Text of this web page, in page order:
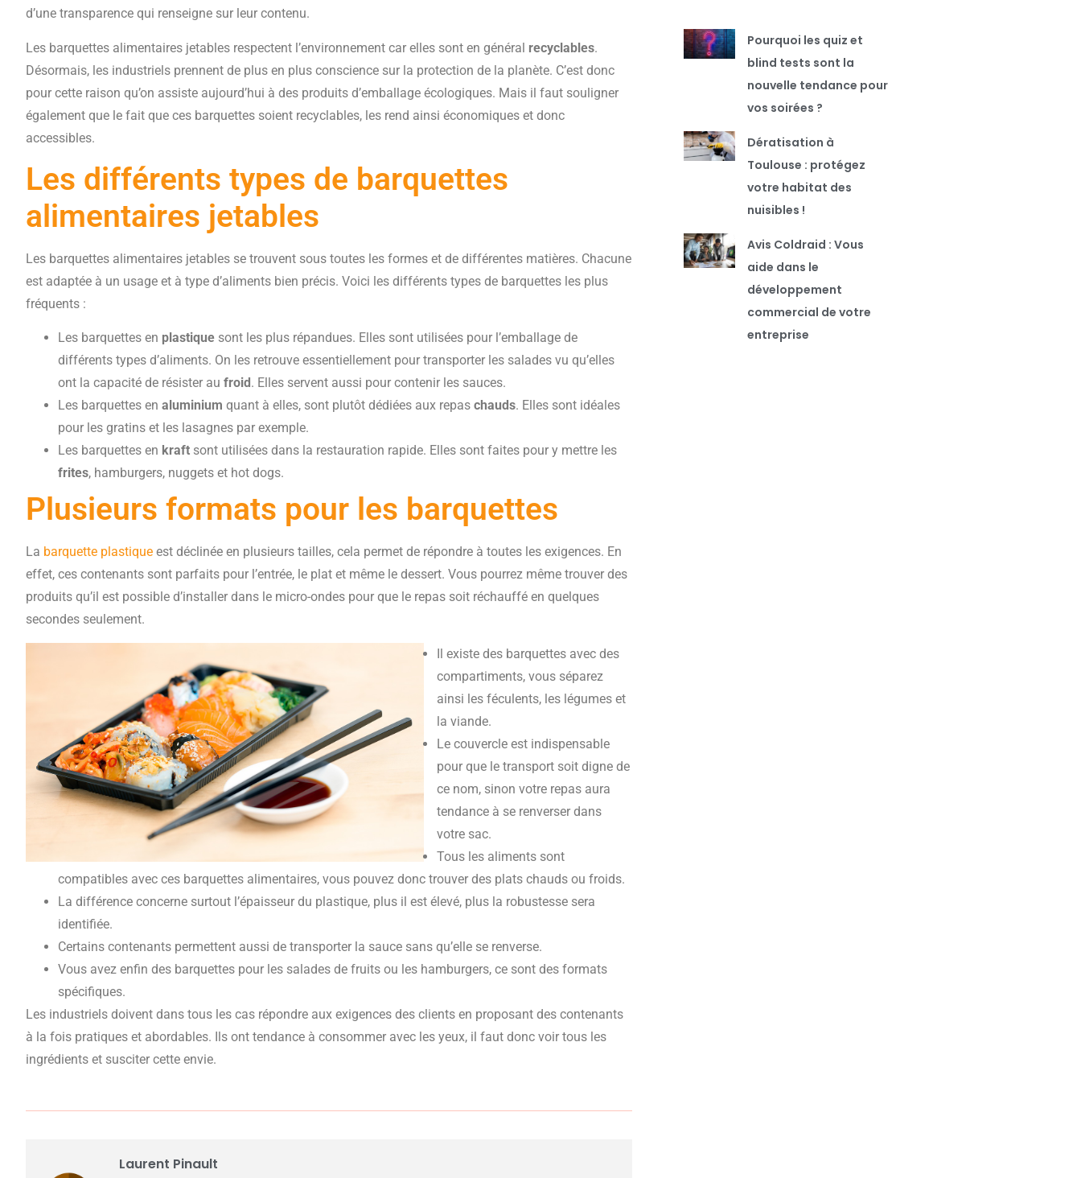
d’une transparence qui renseigne sur leur contenu.
Les barquettes alimentaires jetables respectent l’environnement car elles sont en général recyclables.
Désormais, les industriels prennent de plus en plus conscience sur la protection de la planète. C’est donc
pour cette raison qu’on assiste aujourd’hui à des produits d’emballage écologiques. Mais il faut souligner
également que le fait que ces barquettes soient recyclables, les rend ainsi économiques et donc
accessibles.
Les différents types de barquettes
alimentaires jetables
Les barquettes alimentaires jetables se trouvent sous toutes les formes et de différentes matières. Chacune
est adaptée à un usage et à type d’aliments bien précis. Voici les différents types de barquettes les plus
fréquents :
Les barquettes en plastique sont les plus répandues. Elles sont utilisées pour l’emballage de
différents types d’aliments. On les retrouve essentiellement pour transporter les salades vu qu’elles
ont la capacité de résister au froid . Elles servent aussi pour contenir les sauces.
Les barquettes en aluminium quant à elles, sont plutôt dédiées aux repas chauds. Elles sont idéales
pour les gratins et les lasagnes par exemple.
Les barquettes en kraft sont utilisées dans la restauration rapide. Elles sont faites pour y mettre les
frites, hamburgers, nuggets et hot dogs.
Plusieurs formats pour les barquettes
La barquette plastique est déclinée en plusieurs tailles, cela permet de répondre à toutes les exigences. En
effet, ces contenants sont parfaits pour l’entrée, le plat et même le dessert. Vous pourrez même trouver des
produits qu’il est possible d’installer dans le micro-ondes pour que le repas soit réchauffé en quelques
secondes seulement.
Il existe des barquettes avec des
compartiments, vous séparez
ainsi les féculents, les légumes et
la viande.
Le couvercle est indispensable
pour que le transport soit digne de
ce nom, sinon votre repas aura
tendance à se renverser dans
votre sac.
Tous les aliments sont
compatibles avec ces barquettes alimentaires, vous pouvez donc trouver des plats chauds ou froids.
La différence concerne surtout l’épaisseur du plastique, plus il est élevé, plus la robustesse sera
identifiée.
Certains contenants permettent aussi de transporter la sauce sans qu’elle se renverse.
Vous avez enfin des barquettes pour les salades de fruits ou les hamburgers, ce sont des formats
spécifiques.
Les industriels doivent dans tous les cas répondre aux exigences des clients en proposant des contenants
à la fois pratiques et abordables. Ils ont tendance à consommer avec les yeux, il faut donc voir tous les
ingrédients et susciter cette envie.
Laurent Pinault
Pourquoi les quiz et
blind tests sont la
nouvelle tendance pour
vos soirées ?
Dératisation à
Toulouse : protégez
votre habitat des
nuisibles !
Avis Coldraid : Vous
aide dans le
développement
commercial de votre
entreprise